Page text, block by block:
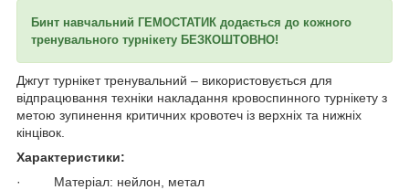
Бинт навчальний ГЕМОСТАТИК додається до кожного
тренувального турнікету БЕЗКОШТОВНО!
Джгут турнікет тренувальний – використовується для
відпрацювання техніки накладання кровоспинного турнікету з
метою зупинення критичних кровотеч із верхніх та нижніх
кінцівок.
Характеристики:
· Матеріал: нейлон, метал